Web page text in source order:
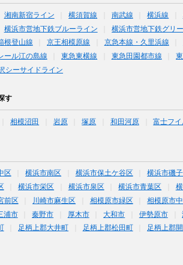
湘南新宿ライン 横須賀線 南武線 横浜線
横浜市営地下鉄ブルーライン 横浜市営地下鉄グリ
根登山線 京王相模原線 京急本線・久里浜線
ール江の島線 東急東横線 東急田園都市線
シーサイドライン
す
相模沼田 岩原 塚原 和田河原 富士フ
区 横浜市南区 横浜市保土ケ谷区 横浜市磯
横浜市栄区 横浜市泉区 横浜市青葉区
前区 川崎市麻生区 相模原市緑区 相模原市
浦市 秦野市 厚木市 大和市 伊勢原市
足柄上郡大井町 足柄上郡松田町 足柄上郡開